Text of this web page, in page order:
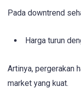
Pada downtrend
Harga turun
Artinya, pergerakan
market yang kuat.